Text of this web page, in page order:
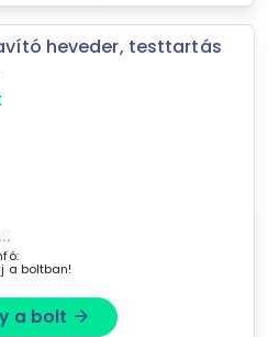
heveder, testtartás
a boltban!
a bolt arrow_forward